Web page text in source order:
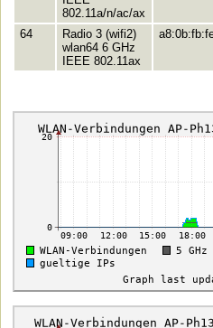
802.11a/n/ac/ax
64
Radio 3 (wifi2)
wlan64 6 GHz
IEEE 802.11ax